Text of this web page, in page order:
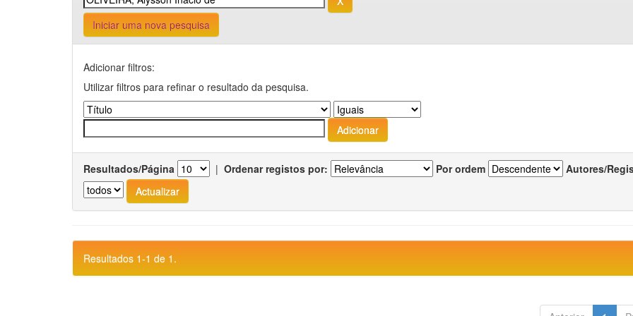
Iniciar uma nova pesquisa
Adicionar filtros:
Utilizar filtros para refinar o resultado da pesquisa.
Resultados/Página | Ordenar registos por: Por ordem Autores/
Resultados 1-1 de 1.